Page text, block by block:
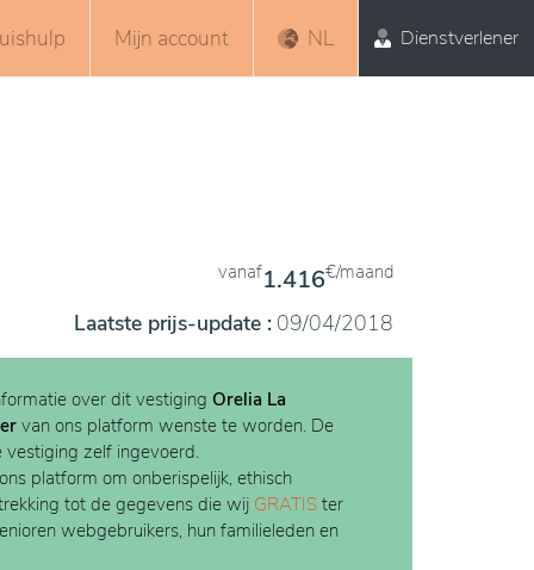
Mijn account NL Dienstverlener
vanaf1.416€/maand
Laatste prijs-update : 09/04/2018
over dit vestiging Orelia La
van ons platform wenste te worden. De
zelf ingevoerd.
platform om onberispelijk, ethisch
tot de gegevens die wij GRATIS ter
webgebruikers, hun familieleden en